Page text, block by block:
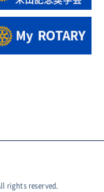
rights reserved.